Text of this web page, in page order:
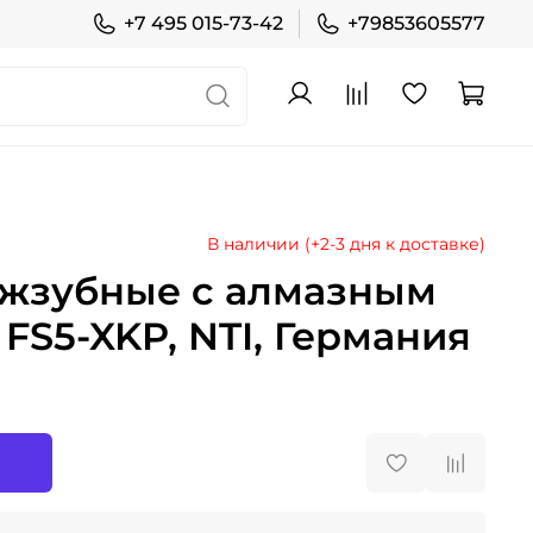
+7 495 015-73-42 +79853605577
В наличии (+2-3 дня к доставке)
с алмазным
XKP, NTI, Германия